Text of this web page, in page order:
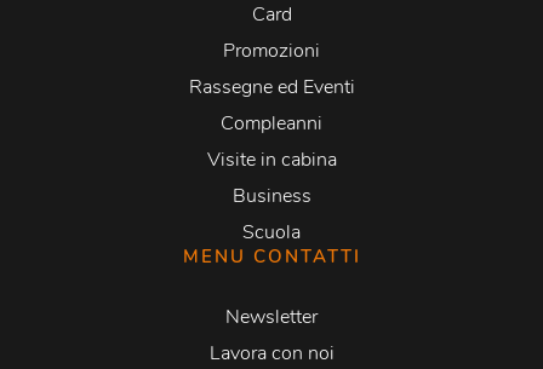
Card
Promozioni
Rassegne ed Eventi
Compleanni
Visite in cabina
Business
Scuola
MENU CONTATTI
Newsletter
Lavora con noi